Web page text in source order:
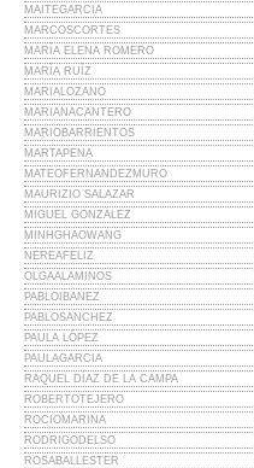
MAITEGARCIA
MARCOSCORTES
MARÍA ELENA ROMERO
MARÍA RUÍZ
MARIALOZANO
MARIANACANTERO
MARIOBARRIENTOS
MARTAPENA
MATEOFERNANDEZMURO
MAURIZIO SALAZAR
MIGUEL GONZÁLEZ
MINHGHAOWANG
NEREAFELIZ
OLGAALAMINOS
PABLOIBANEZ
PABLOSANCHEZ
PAULA LÓPEZ
PAULAGARCIA
RAQUEL DÍAZ DE LA CAMPA
ROBERTOTEJERO
ROCIOMARINA
RODRIGODELSO
ROSABALLESTER